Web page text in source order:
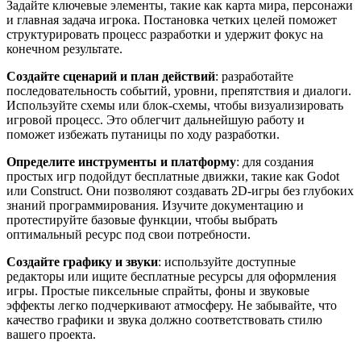
Задайте ключевые элементы, такие как карта мира, персонажи
и главная задача игрока. Постановка четких целей поможет
структурировать процесс разработки и удержит фокус на
конечном результате.
Создайте сценарий и план действий: разработайте
последовательность событий, уровни, препятствия и диалоги.
Используйте схемы или блок-схемы, чтобы визуализировать
игровой процесс. Это облегчит дальнейшую работу и
поможет избежать путаницы по ходу разработки.
Определите инструменты и платформу: для создания
простых игр подойдут бесплатные движки, такие как Godot
или Construct. Они позволяют создавать 2D-игры без глубоких
знаний программирования. Изучите документацию и
протестируйте базовые функции, чтобы выбрать
оптимальный ресурс под свои потребности.
Создайте графику и звуки: используйте доступные
редакторы или ищите бесплатные ресурсы для оформления
игры. Простые пиксельные спрайты, фоны и звуковые
эффекты легко подчеркивают атмосферу. Не забывайте, что
качество графики и звука должно соответствовать стилю
вашего проекта.